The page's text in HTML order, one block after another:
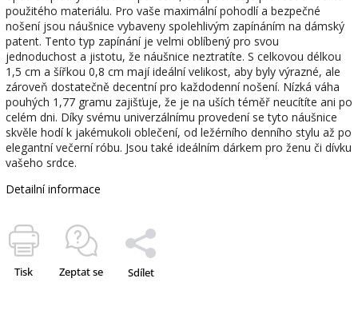
použitého materiálu. Pro vaše maximální pohodlí a bezpečné
nošení jsou náušnice vybaveny spolehlivým zapínáním na dámský
patent. Tento typ zapínání je velmi oblíbený pro svou
jednoduchost a jistotu, že náušnice neztratíte. S celkovou délkou
1,5 cm a šířkou 0,8 cm mají ideální velikost, aby byly výrazné, ale
zároveň dostatečně decentní pro každodenní nošení. Nízká váha
pouhých 1,77 gramu zajišťuje, že je na uších téměř neucítíte ani po
celém dni. Díky svému univerzálnímu provedení se tyto náušnice
skvěle hodí k jakémukoli oblečení, od ležérního denního stylu až po
elegantní večerní róbu. Jsou také ideálním dárkem pro ženu či dívku
vašeho srdce.
Detailní informace
Tisk Zeptat se Sdílet